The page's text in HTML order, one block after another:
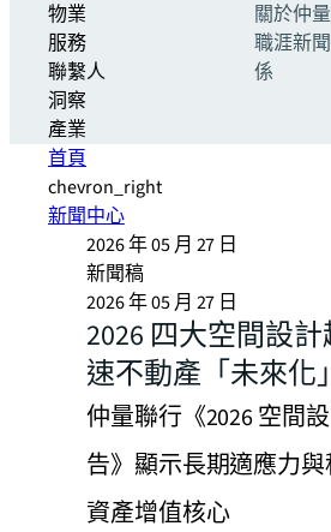
物業
服務
聯繫人
洞察
產業
關於仲
職涯新
係
首頁
chevron_right
新聞中心
2026 年 05 月 27 日
新聞稿
2026 年 05 月 27 日
2026 四大空間設
速不動產「未來化
仲量聯行《2026 空間
告》顯示長期適應力
資產增值核心